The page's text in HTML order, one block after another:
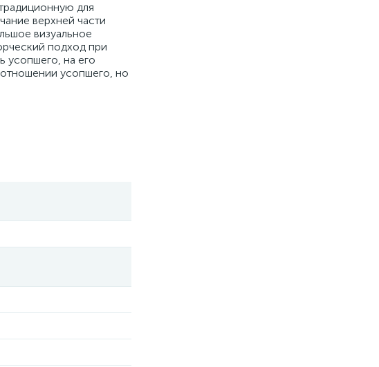
для
верхней части
визуальное
подход при
усопшего, на его
отношении усопшего, но